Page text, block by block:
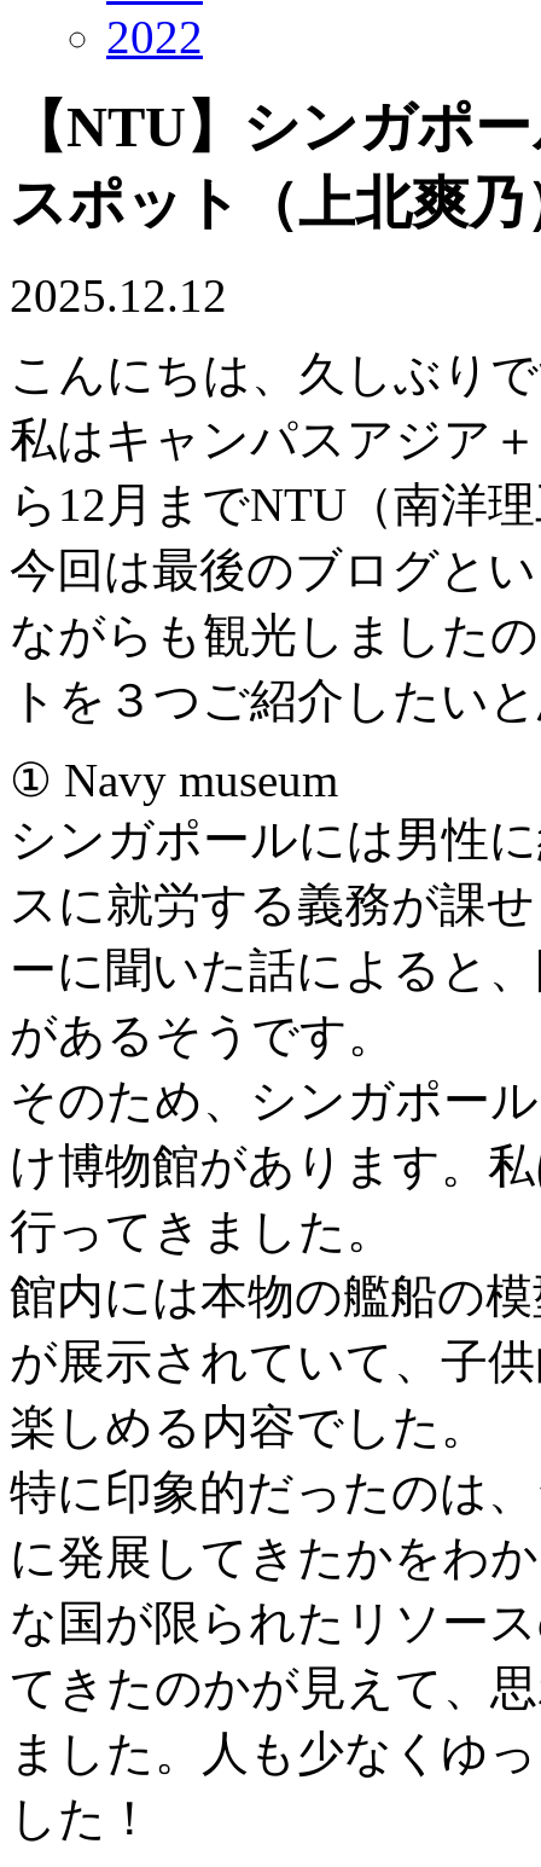
2022
【NTU】シンガポ
スポット（上北爽乃
2025.12.12
こんにちは、久しぶり
私はキャンパスアジア
ら12月までNTU（南洋
今回は最後のブログと
ながらも観光しました
トを３つご紹介したい
① Navy museum
シンガポールには男性
スに就労する義務が課
ーに聞いた話によると
があるそうです。
そのため、シンガポー
け博物館があります。
行ってきました。
館内には本物の艦船の
が展示されていて、子
楽しめる内容でした。
特に印象的だったのは
に発展してきたかをわ
な国が限られたリソー
てきたのかが見えて、
ました。人も少なくゆ
した！